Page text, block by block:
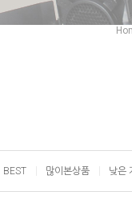
BEST 많이본상품 낮은